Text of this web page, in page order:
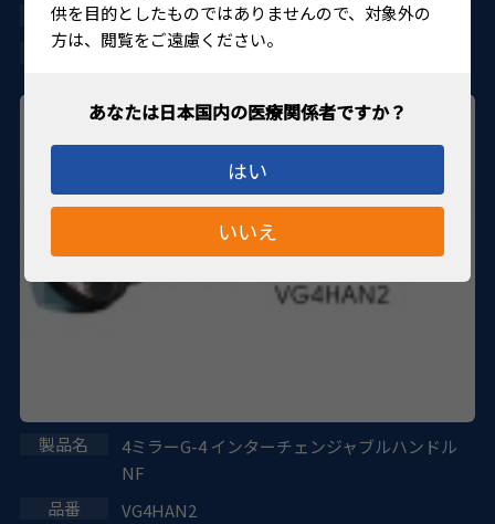
供を目的としたものではありませんので、対象外の
方は、閲覧をご遠慮ください。
はい
いいえ
221AGBZI00003000
4562150827792
4ミラーG-4 インターチェンジャブルハンドル
NF
VG4HAN2